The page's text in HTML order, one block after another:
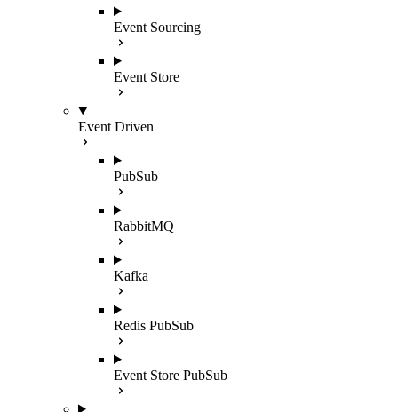
Event Sourcing
Event Store
Event Driven
PubSub
RabbitMQ
Kafka
Redis PubSub
Event Store PubSub